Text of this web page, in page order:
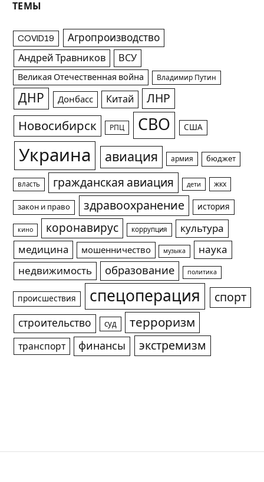
ТЕМЫ
COVID19 Агропроизводство
Андрей Травников ВСУ
Великая Отечественная война Владимир Путин
ДНР Донбасс Китай ЛНР
Новосибирск РПЦ СВО США
Украина авиация армия бюджет
власть гражданская авиация дети жкх
закон и право здравоохранение история
кино коронавирус коррупция
культура
медицина
мошенничество музыка
наука
недвижимость
образование политика
происшествия спецоперация спорт
строительство суд терроризм
транспорт финансы экстремизм